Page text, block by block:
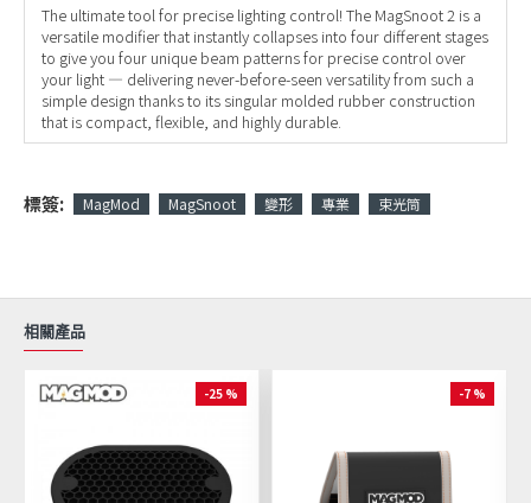
The ultimate tool for precise lighting control! The MagSnoot 2 is a
versatile modifier that instantly collapses into four different stages
to give you four unique beam patterns for precise control over
your light — delivering never-before-seen versatility from such a
simple design thanks to its singular molded rubber construction
that is compact, flexible, and highly durable.
標簽: MagMod MagSnoot 變形 專業 束光筒
相關產品
-25 % -7 %